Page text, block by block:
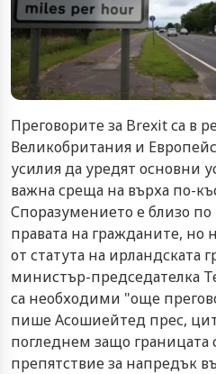
Преговорите за Brexit са в
Великобритания и
усилия да уредят основни
важна среща на върха по-
Споразумението е близо
правата на гражданите, но
от статута на ирландската
министър-председателка
са необходими "още
пише Асошиейтед прес,
погледнем защо
препятствие за напредък